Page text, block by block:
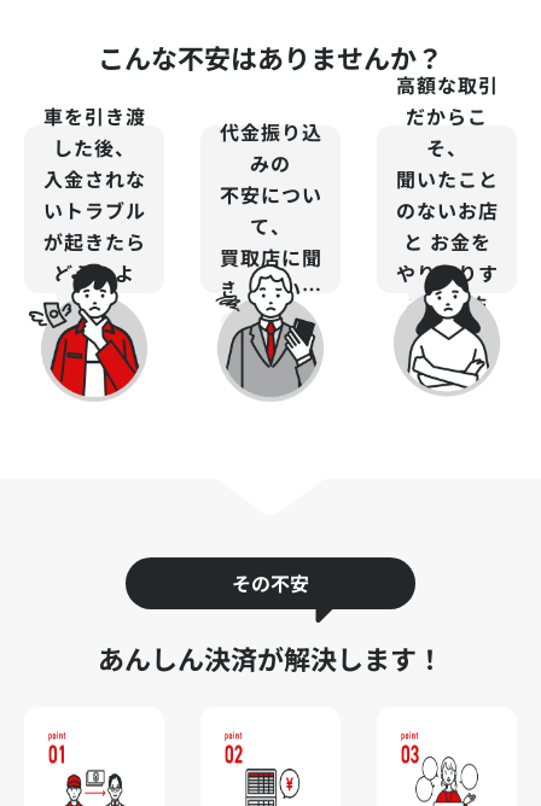
こんな不安はありませんか？
車を引き渡
した後、
入金されな
いトラブル
が起きたら
どうしよ
う…
代金振り込
みの
不安につい
て、
買取店に聞
きづらい…
高額な取引
だからこ
そ、
聞いたこと
のないお店
と お金を
やりとりす
るのが怖
い...
その不安
あんしん決済が解決します！